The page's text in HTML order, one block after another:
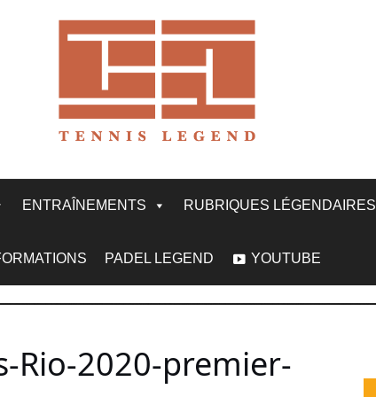
ENTRAÎNEMENTS RUBRIQUES LÉGENDAIRES
PADEL LEGEND YOUTUBE
Rio-2020-premier-